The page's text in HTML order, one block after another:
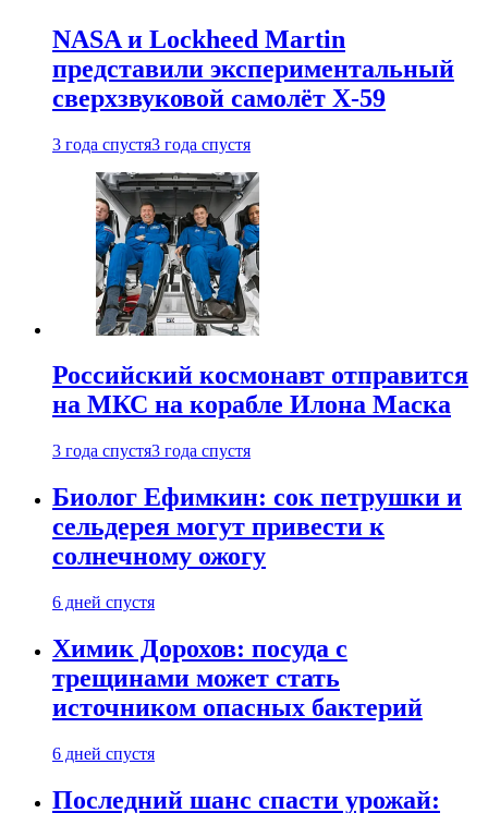
NASA и Lockheed Martin
представили экспериментальный
сверхзвуковой самолёт X-59
3 года спустя3 года спустя
Российский космонавт отправится
на МКС на корабле Илона Маска
3 года спустя3 года спустя
Биолог Ефимкин: сок петрушки и
сельдерея могут привести к
солнечному ожогу
6 дней спустя
Химик Дорохов: посуда с
трещинами может стать
источником опасных бактерий
6 дней спустя
Последний шанс спасти урожай: